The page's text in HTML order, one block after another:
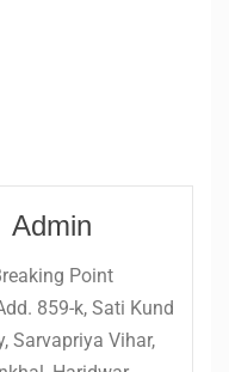
Admin
Point
859-k, Sati Kund
Sarvapriya Vihar,